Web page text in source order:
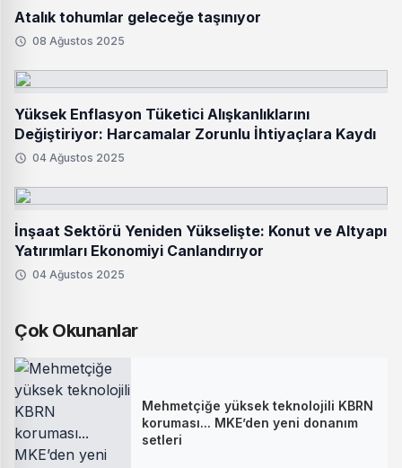
Atalık tohumlar geleceğe taşınıyor
08 Ağustos 2025
Yüksek Enflasyon Tüketici Alışkanlıklarını
Değiştiriyor: Harcamalar Zorunlu İhtiyaçlara Kaydı
04 Ağustos 2025
İnşaat Sektörü Yeniden Yükselişte: Konut ve Altyapı
Yatırımları Ekonomiyi Canlandırıyor
04 Ağustos 2025
Çok Okunanlar
Mehmetçiğe yüksek teknolojili KBRN
koruması... MKE’den yeni donanım
setleri